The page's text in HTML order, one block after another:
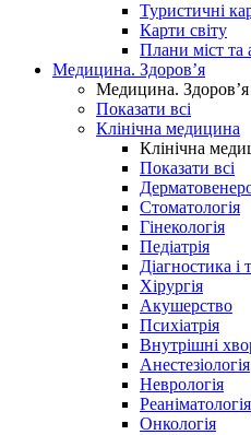
Туристичні
Карти світу
Плани міст та
Медицина. Здоров’я
Медицина. Здоров’я
Показати всі
Клінічна медицина
Клінічна
Показати всі
Стоматологія
Гінекологія
Педіатрія
Діагностика і
Хірургія
Акушерство
Психіатрія
Внутрішні
Анестезіологія
Неврологія
Реаніматологія
Онкологія